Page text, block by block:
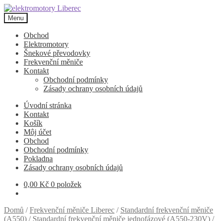
Přeskočit
na
navigaci
Přejít
k
obsahu
webu
Menu
Obchod
Elektromotory
Šnekové převodovky
Frekvenční měniče
Kontakt
Obchodní podmínky
Zásady ochrany osobních údajů
Úvodní stránka
Kontakt
Košík
Môj účet
Obchod
Obchodní podmínky
Pokladna
Zásady ochrany osobních údajů
0,00 Kč 0 položek
Domů /Frekvenční měniče Liberec / Standardní frekvenční měniče
(A550) / Standardní frekvenční měniče jednofázové (A550-230V) /